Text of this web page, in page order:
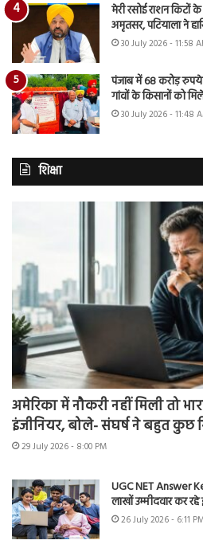
मेरी रसोई राशन
अमृतसर, पटियाला ने
30 July 2026 - 11:58
पंजाब में 68 करोड़ रुपये
गांवों के किसानों को
30 July 2026 - 11:48
शिक्षा
अमेरिका में नौकरी नहीं मिली तो
इंजीनियर, बोले- संघर्ष ने बहुत कुछ
29 July 2026 - 8:00 PM
UGC NET Answer
लाखों उम्मीदवार कर रहे
26 July 2026 - 6:11